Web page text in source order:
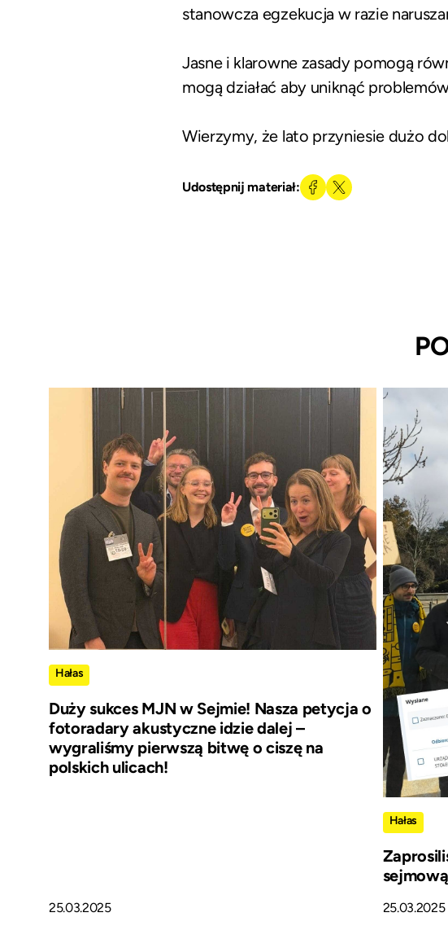
stanowcza egzekucja w razie
Jasne i klarowne zasady pomogą
mogą działać aby uniknąć
Wierzymy, że lato przyniesie dużo
Udostępnij materiał:
Hałas
Duży sukces MJN w Sejmie! Nasza petycja o
fotoradary akustyczne idzie dalej –
wygraliśmy pierwszą bitwę o ciszę na
polskich ulicach!
25.03.2025
Hałas
25.03.2025